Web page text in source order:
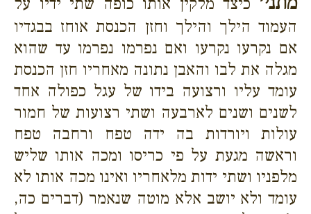
העמוד הילך והילך וחזן הכנסת אוחז בבגדיו
אם נקרעו נקרעו ואם נפרמו נפרמו עד שהוא
מגלה את לבו והאבן נתונה מאחריו חזן הכנסת
עומד עליו ורצועה בידו של עגל כפולה אחד
לשנים ושנים לארבעה ושתי רצועות של חמור
עולות ויורדות בה ידה טפח ורחבה טפח
וראשה מגעת על פי כריסו ומכה אותו שליש
מלפניו ושתי ידות מלאחריו ואינו מכה אותו לא
עומד ולא יושב אלא מוטה שנאמר (דברים כה,